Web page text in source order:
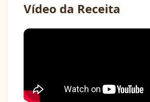
Vídeo da Receita